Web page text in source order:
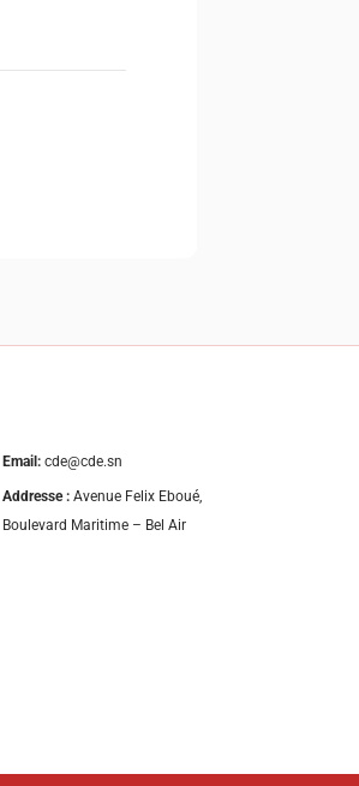
Email:cde@cde.sn
Addresse :Avenue Felix Eboué,
Boulevard Maritime – Bel Air